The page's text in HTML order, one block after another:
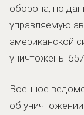
оборона, по
управляемую
американской
уничтожены
Военное
об